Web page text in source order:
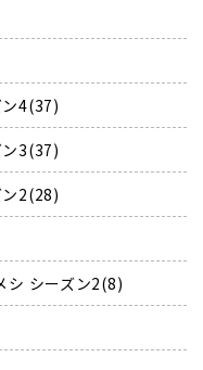
4(37)
3(37)
2(28)
シ シーズン2(8)